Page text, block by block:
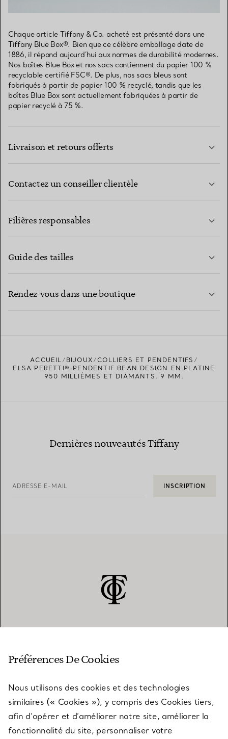
Chaque article Tiffany & Co. acheté est présenté dans une
Tiffany Blue Box®. Bien que ce célèbre emballage date de
1886, il répond aujourd’hui aux normes de durabilité modernes.
Nos boîtes Blue Box et nos sacs contiennent du papier 100 %
recyclable certifié FSC®. De plus, nos sacs bleus sont
fabriqués à partir de papier 100 % recyclé, tandis que les
boîtes Blue Box sont actuellement fabriquées à partir de
papier recyclé à 75 %.
Livraison et retours offerts
Contactez un conseiller clientèle
Filières responsables
Guide des tailles
Rendez-vous dans une boutique
TROUVEZ LA BOUTIQUE LA PLUS PROCHE
ACCUEIL BIJOUX
COLLIERS ET PENDENTIFS
ELSA PERETTI®:PENDENTIF BEAN DESIGN EN PLATINE
950 MILLIÈMES ET DIAMANTS. 9 MM.
Dernières nouveautés Tiffany
ADRESSE E-MAIL INSCRIPTION
SERVICES
À PROPOS
Préférences De Cookies
Nous utilisons des cookies et des technologies
similaires (« Cookies »), y compris des Cookies tiers,
afin d’opérer et d’améliorer notre site, améliorer la
fonctionnalité du site, personnaliser votre